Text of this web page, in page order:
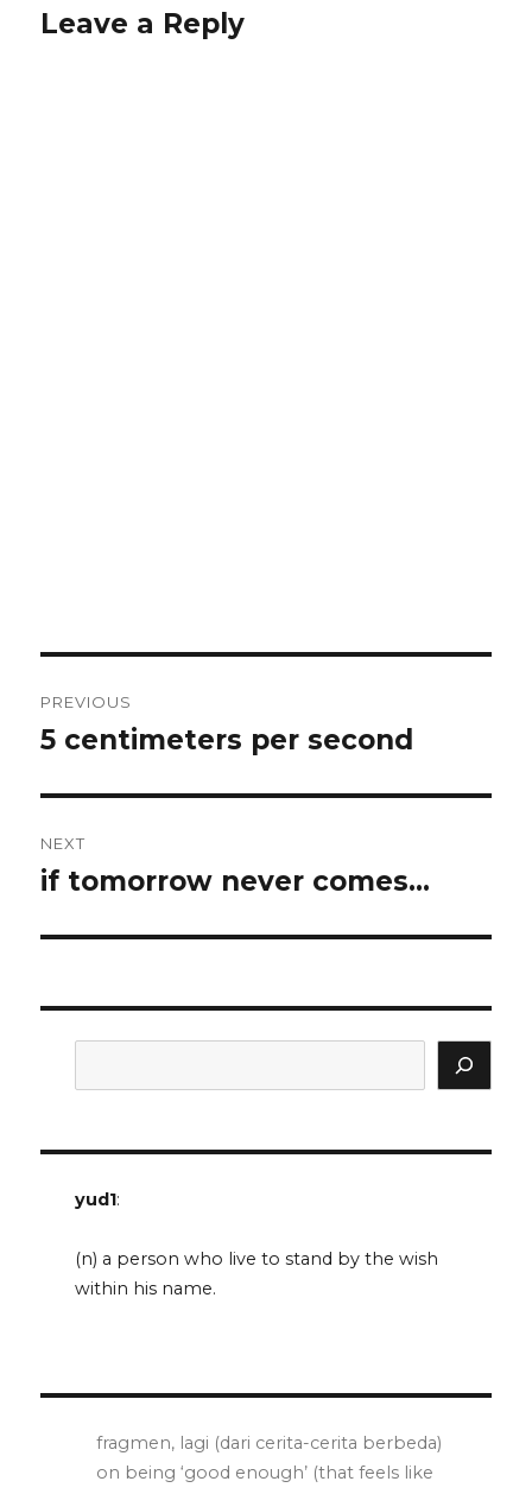
Leave a Reply
navigation
PREVIOUS
Previous
5 centimeters per second
NEXT
Next
if tomorrow never comes…
yud1:
(n) a person who live to stand by the wish
within his name.
fragmen, lagi (dari cerita-cerita berbeda)
on being ‘good enough’ (that feels like